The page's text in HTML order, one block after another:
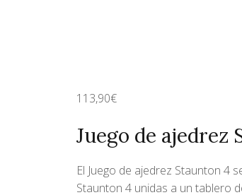
113,90€
Juego de ajedrez
El Juego de ajedrez Staunton 4
Staunton 4 unidas a un tablero